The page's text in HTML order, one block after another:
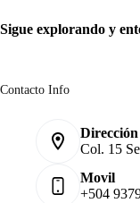
Sigue explorando y
Contacto Info
Dirección
Col. 15
Movil
+504